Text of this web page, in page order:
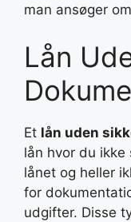
man ansøger
Lån
Et lån uden
lån hvor du
lånet og heller
for
udgifter. Disse